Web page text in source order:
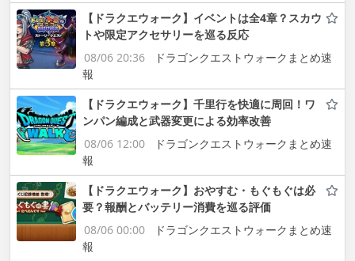
【ドラクエウォーク】イベントは全4章？スカウ
トや限定アクセサリーを巡る反応
08/06 20:36
ドラゴンクエストウォークまとめ速
報
【ドラクエウォーク】千里行を快適に周回！ワ
ンパン編成と武器変更による効率改善
08/06 12:00
ドラゴンクエストウォークまとめ速
報
【ドラクエウォーク】おやすむ・もぐもぐは必
要？報酬とバッテリー消費を巡る評価
08/06 00:00
ドラゴンクエストウォークまとめ速
報